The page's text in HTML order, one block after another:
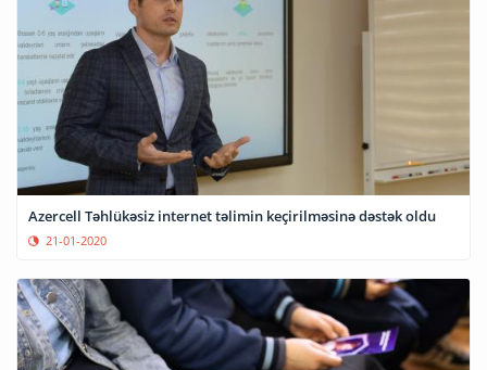
Azercell Təhlükəsiz internet təlimin keçirilməsinə dəstək oldu
21-01-2020